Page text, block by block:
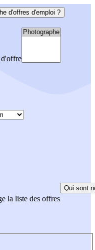
d'offres d'emploi ?
d'offre
la liste des offres
Qui sont